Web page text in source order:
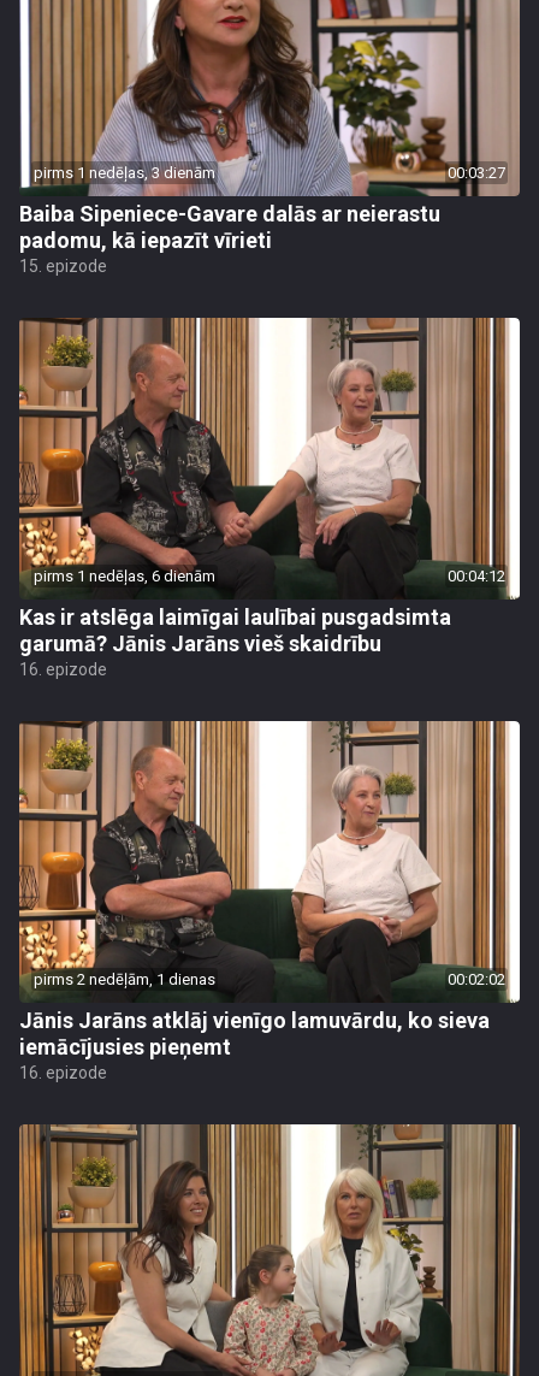
pirms 1 nedēļas, 3 dienām 00:03:27
Baiba Sipeniece-Gavare dalās ar neierastu
padomu, kā iepazīt vīrieti
15. epizode
pirms 1 nedēļas, 6 dienām 00:04:12
Kas ir atslēga laimīgai laulībai pusgadsimta
garumā? Jānis Jarāns vieš skaidrību
16. epizode
pirms 2 nedēļām, 1 dienas 00:02:02
Jānis Jarāns atklāj vienīgo lamuvārdu, ko sieva
iemācījusies pieņemt
16. epizode